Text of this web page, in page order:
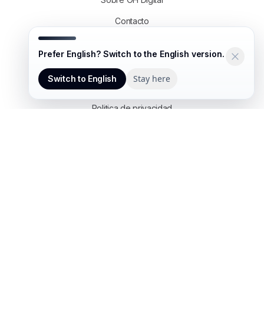
Contacto
Links útiles
Politica de privacidad
Prefer English? Switch to the English version.
Switch to English Stay here